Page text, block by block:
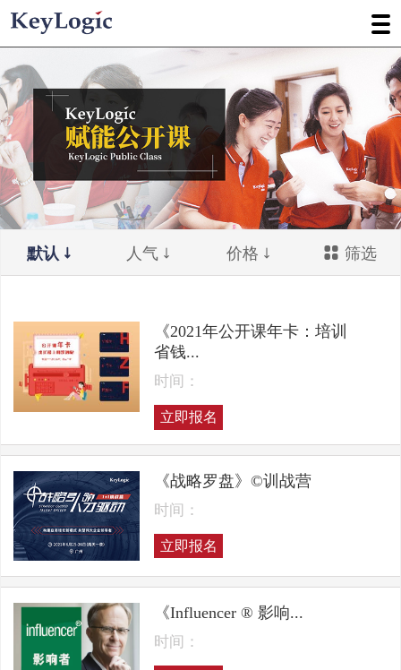
默认 人气 价格 筛选
《2021年公开课年卡：培训
省钱...
时间：
立即报名
《战略罗盘》©训战营
时间：
立即报名
《Influencer ® 影响...
时间：